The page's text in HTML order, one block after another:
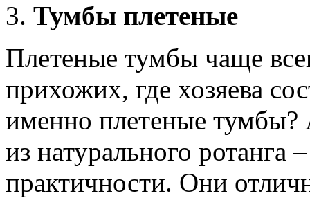
Тумбы плетеные
Плетеные тумбы чаще
прихожих, где хозяева
именно плетеные тумбы?
из натурального ротанга
практичности. Они